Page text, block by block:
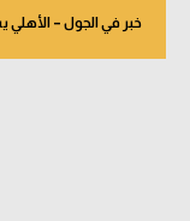
خبر في الجول – الأهلي